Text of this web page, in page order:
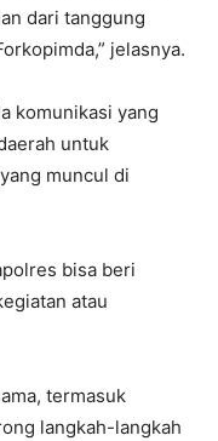
dari tanggung
jelasnya.
komunikasi yang
untuk
muncul di
bisa beri
atau
termasuk
langkah-langkah